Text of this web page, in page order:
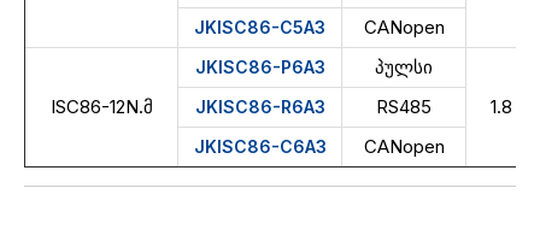
JKISC86-C5A3 CANopen
ISC86-12N.მ
JKISC86-P6A3
პულსი
1.8
JKISC86-R6A3 RS485
JKISC86-C6A3 CANopen